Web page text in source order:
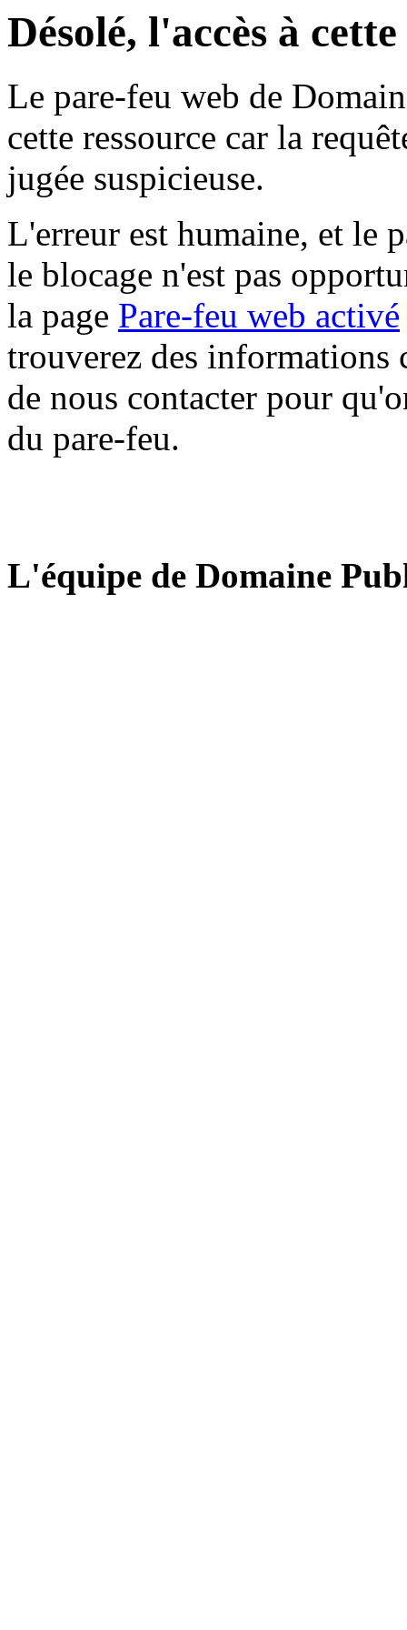
Désolé, l'accès à
Le pare-feu web de
cette ressource car la
jugée suspicieuse.
L'erreur est humaine, et le
le blocage n'est pas
la page Pare-feu web activé
trouverez des informations
de nous contacter pour
du pare-feu.
L'équipe de Domaine